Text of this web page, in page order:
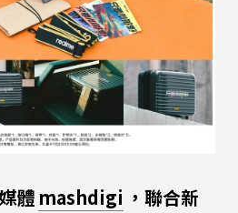
體 mashdigi ，聯合新